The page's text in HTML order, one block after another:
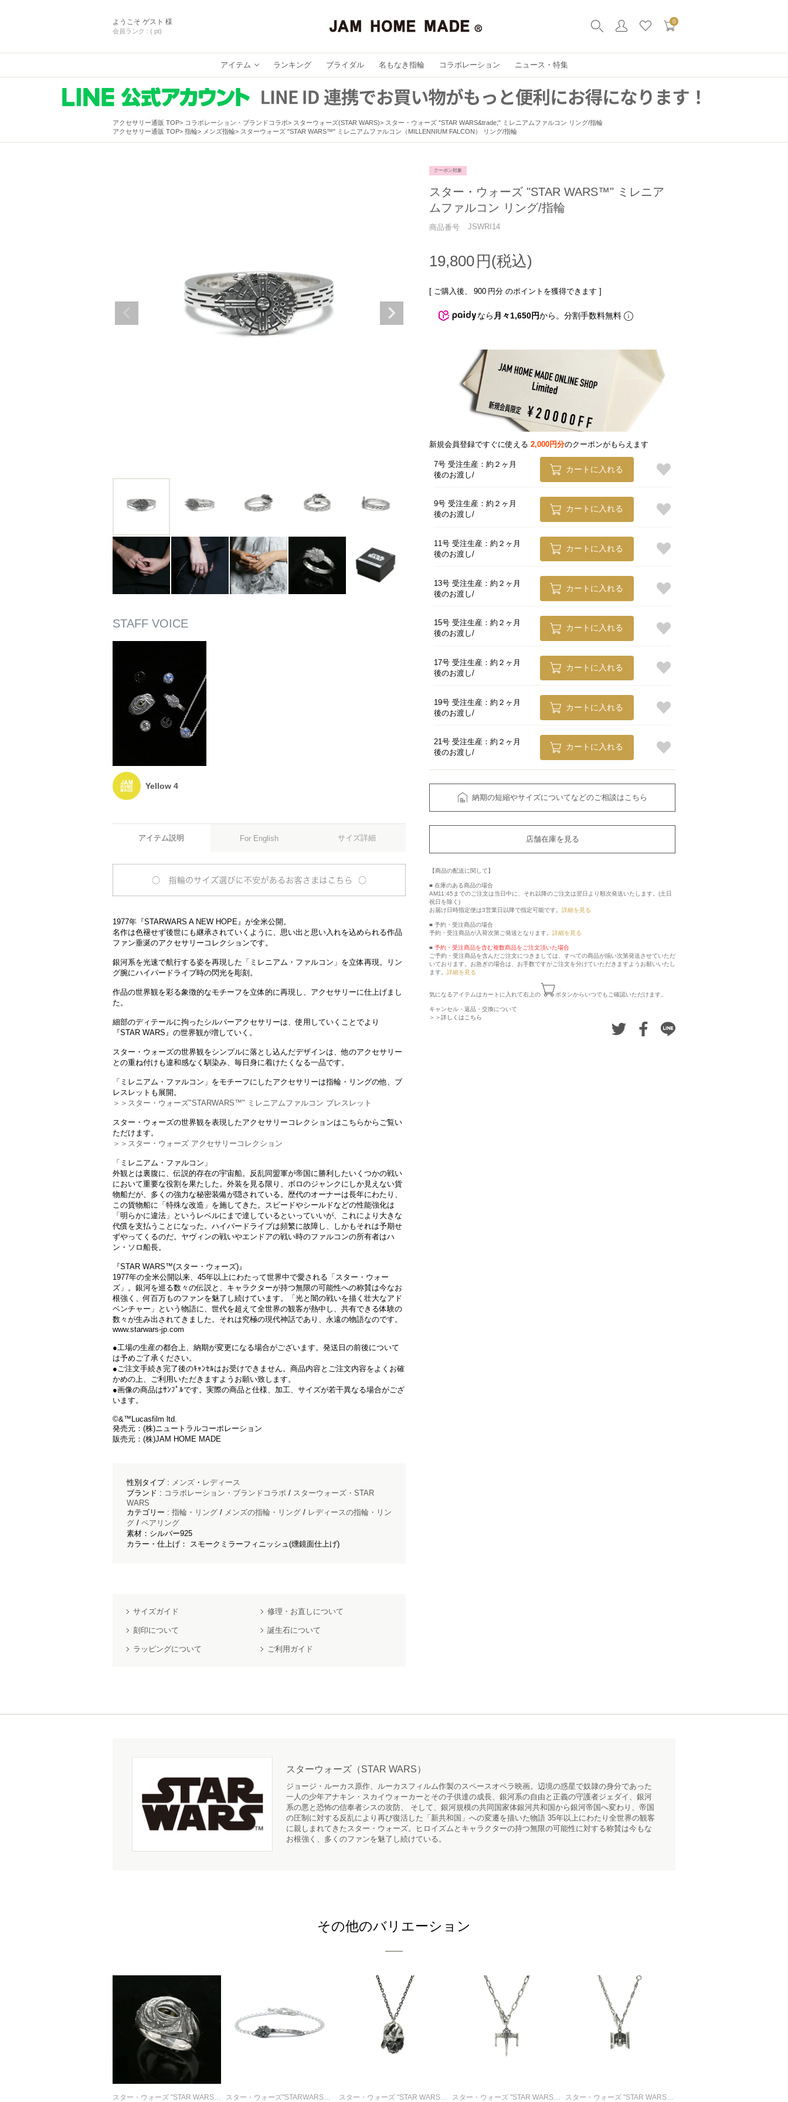
ようこそ ゲスト 様
会員ランク : ( pt)
0
アイテム ランキング ブライダル 名もなき指輪 コラボレーション ニュース・特集
アクセサリー通販 TOP コラボレーション・ブランドコラボ スターウォーズ(STAR WARS)
スター・ウォーズ "STAR WARS&trade;" ミレニアムファルコン リング/指輪
アクセサリー通販 TOP
指輪 メンズ指輪 スターウォーズ "STAR WARS™" ミレニアムファルコン（MILLENNIUM FALCON） リング/指輪
Yellow 4
アイテム説明 For English サイズ詳細
1977年『STARWARS A NEW HOPE』が全米公開。
名作は色褪せず後世にも継承されていくように、思い出と思い入れを込められる作品
ファン垂涎のアクセサリーコレクションです。
銀河系を光速で航行する姿を再現した「ミレニアム・ファルコン」を立体再現。リン
グ腕にハイパードライブ時の閃光を彫刻。
作品の世界観を彩る象徴的なモチーフを立体的に再現し、アクセサリーに仕上げまし
た。
細部のディテールに拘ったシルバーアクセサリーは、使用していくことでより
『STAR WARS』の世界観が増していく。
スター・ウォーズの世界観をシンプルに落とし込んだデザインは、他のアクセサリー
との重ね付けも違和感なく馴染み、毎日身に着けたくなる一品です。
「ミレニアム・ファルコン」をモチーフにしたアクセサリーは指輪・リングの他、ブ
レスレットも展開。
＞＞スター・ウォーズ"STARWARS™" ミレニアムファルコン ブレスレット
スター・ウォーズの世界観を表現したアクセサリーコレクションはこちらからご覧い
ただけます。
＞＞スター・ウォーズ アクセサリーコレクション
「ミレニアム・ファルコン」
外観とは裏腹に、伝説的存在の宇宙船。反乱同盟軍が帝国に勝利したいくつかの戦い
において重要な役割を果たした。外装を見る限り、ボロのジャンクにしか見えない貨
物船だが、多くの強力な秘密装備が隠されている。歴代のオーナーは長年にわたり、
この貨物船に「特殊な改造」を施してきた。スピードやシールドなどの性能強化は
「明らかに違法」というレベルにまで達しているといっていいが、これにより大きな
代償を支払うことになった。ハイパードライブは頻繁に故障し、しかもそれは予期せ
ずやってくるのだ。ヤヴィンの戦いやエンドアの戦い時のファルコンの所有者はハ
ン・ソロ船長。
『STAR WARS™(スター・ウォーズ)』
1977年の全米公開以来、45年以上にわたって世界中で愛される「スター・ウォー
ズ」。銀河を巡る数々の伝説と、キャラクターが持つ無限の可能性への称賛は今なお
根強く、何百万ものファンを魅了し続けています。「光と闇の戦いを描く壮大なアド
ベンチャー」という物語に、世代を超えて全世界の観客が熱中し、共有できる体験の
数々が生み出されてきました。それは究極の現代神話であり、永遠の物語なのです。
www.starwars-jp.com
●工場の生産の都合上、納期が変更になる場合がございます。発送日の前後について
は予めご了承ください。
●ご注文手続き完了後のｷｬﾝｾﾙはお受けできません。商品内容とご注文内容をよくお確
かめの上、ご利用いただきますようお願い致します。
●画像の商品はｻﾝﾌﾟﾙです。実際の商品と仕様、加工、サイズが若干異なる場合がござ
います。
©&™Lucasfilm ltd.
発売元：(株)ニュートラルコーポレーション
販売元：(株)JAM HOME MADE
性別タイプ : メンズ ・ レディース
ブランド : コラボレーション・ブランドコラボ / スターウォーズ・STAR
WARS
カテゴリー : 指輪・リング / メンズの指輪・リング / レディースの指輪・リン
グ / ペアリング
素材：シルバー925
カラー・仕上げ： スモークミラーフィニッシュ(燻鏡面仕上げ)
サイズガイド 修理・お直しについて
刻印について 誕生石について
ラッピングについて ご利用ガイド
クーポン対象
スター・ウォーズ "STAR WARS™" ミレニア
ムファルコン リング/指輪
商品番号 JSWRI14
19,800
[ ご購入後、 900 円分 のポイントを獲得できます ]
なら 月々1,650円から。分割手数料無料
新規会員登録ですぐに使える 2,000円分のクーポンがもらえます
7号 受注生産：約２ヶ月
後のお渡し
カートに入れる
9号 受注生産：約２ヶ月
後のお渡し
カートに入れる
11号 受注生産：約２ヶ月
後のお渡し
カートに入れる
13号 受注生産：約２ヶ月
後のお渡し
カートに入れる
15号 受注生産：約２ヶ月
後のお渡し
カートに入れる
17号 受注生産：約２ヶ月
後のお渡し
カートに入れる
19号 受注生産：約２ヶ月
後のお渡し
カートに入れる
21号 受注生産：約２ヶ月
後のお渡し
カートに入れる
納期の短縮やサイズについてなどのご相談はこちら
店舗在庫を見る
【商品の配送に関して】
■ 在庫のある商品の場合
AM11:45までのご注文は当日中に、それ以降のご注文は翌日より順次発送いたします。(土日
祝日を除く)
お届け日時指定便は3営業日以降で指定可能です。 詳細を見る
■ 予約・受注商品の場合
予約・受注商品が入荷次第ご発送となります。 詳細を見る
■ 予約・受注商品を含む複数商品をご注文頂いた場合
ご予約・受注商品を含んだご注文につきましては、すべての商品が揃い次第発送させていただ
いております。お急ぎの場合は、お手数ですがご注文を分けていただきますようお願いいたし
ます。 詳細を見る
気になるアイテムはカートに入れて右上の ボタンからいつでもご確認いただけます。
キャンセル・返品・交換について
＞＞詳しくはこちら
スターウォーズ（STAR WARS）
ジョージ・ルーカス原作、ルーカスフィルム作製のスペースオペラ映画。辺境の惑星で奴隷の身分であった
一人の少年アナキン・スカイウォーカーとその子供達の成長、銀河系の自由と正義の守護者ジェダイ、銀河
系の悪と恐怖の信奉者シスの攻防、 そして、銀河規模の共同国家体銀河共和国から銀河帝国へ変わり、帝国
の圧制に対する反乱により再び復活した「新共和国」への変遷を描いた物語 35年以上にわたり全世界の観客
に親しまれてきたスター・ウォーズ。ヒロイズムとキャラクターの持つ無限の可能性に対する称賛は今もな
お根強く、多くのファンを魅了し続けている。
その他のバリエーション